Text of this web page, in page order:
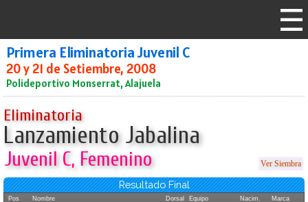
Primera Eliminatoria Juvenil C
20 y 21 de Setiembre, 2008
Polideportivo Monserrat, Alajuela
Eliminatoria
Lanzamiento Jabalina
Juvenil C, Femenino Ver Siembra
Resultado Final
Pos Nombre Dorsal Equipo Nacim. Marca